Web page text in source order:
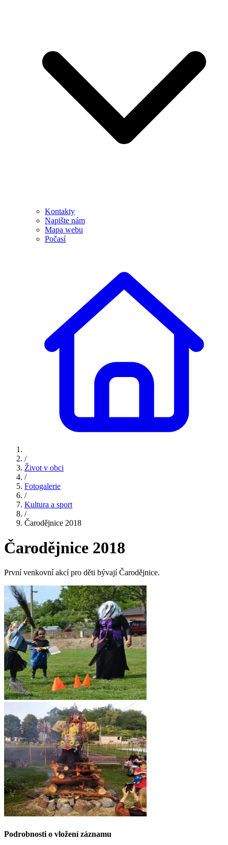
Kontakty
Napište nám
Mapa webu
Počasí
/
Život v obci
/
Fotogalerie
/
Kultura a sport
/
Čarodějnice 2018
Čarodějnice 2018
První venkovní akcí pro děti bývají Čarodějnice.
Podrobnosti o vložení záznamu